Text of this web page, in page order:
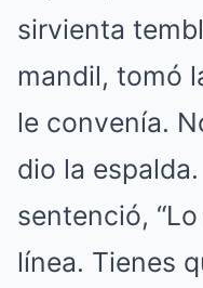
sirvienta
mandil, tomó
le convenía.
dio la espalda.
sentenció,
línea. Tienes